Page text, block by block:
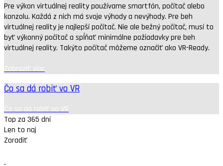
Pre výkon virtuálnej reality používame smartfón, počítač alebo
konzolu. Každá z nich má svoje výhody a nevýhody. Pre beh
virtuálnej reality je najlepší počítač. Nie ale bežný počítač, musí to
byť výkonný počítač a spĺňať minimálne požiadavky pre beh
virtuálnej reality. Takýto počítač môžeme označiť ako VR-Ready.
Zobraziť viac
Čo sa dá robiť vo VR
Čo sa dá robiť vo VR
Top za 365 dní
Len to naj
Zoradiť